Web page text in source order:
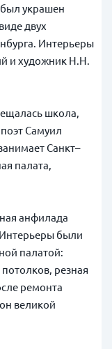
украшен
двух
Интерьеры
и художник Н.Н.
школа,
Самуил
Санкт–
палата,
анфилада
были
палатой:
резная
ремонта
великой